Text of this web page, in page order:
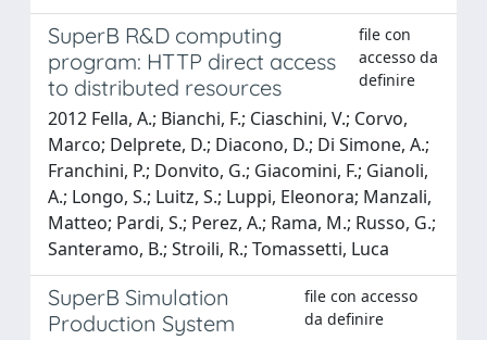
SuperB R&D computing
program: HTTP direct access
to distributed resources
file con
accesso da
definire
2012 Fella, A.; Bianchi, F.; Ciaschini, V.; Corvo,
Marco; Delprete, D.; Diacono, D.; Di Simone, A.;
Franchini, P.; Donvito, G.; Giacomini, F.; Gianoli,
A.; Longo, S.; Luitz, S.; Luppi, Eleonora; Manzali,
Matteo; Pardi, S.; Perez, A.; Rama, M.; Russo, G.;
Santeramo, B.; Stroili, R.; Tomassetti, Luca
SuperB Simulation
Production System
file con accesso
da definire